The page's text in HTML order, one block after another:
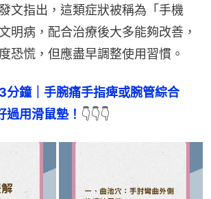
文指出，這類症狀被稱為「手機
明病，配合治療後大多能夠改善，
恐慌，但應盡早調整使用習慣。
分鐘｜手腕痛手指痺或腕管綜合
用滑鼠墊！ 👇👇👇